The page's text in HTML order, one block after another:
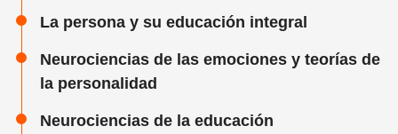
La persona y su educación integral
Neurociencias de las emociones y teorías de
la personalidad
Neurociencias de la educación